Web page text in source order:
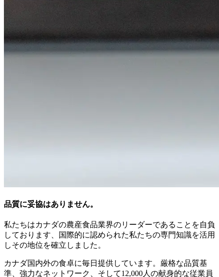
品質に妥協はありません。
私たちはカナダの農産食品業界のリーダーであることを自負
しております、国際的に認められた私たちの専門知識を活用
しその地位を確立しました。
カナダ国内外の食卓に毎日提供しています。厳格な品質基
準、強力なネットワーク、そして12,000人の献身的な従業員